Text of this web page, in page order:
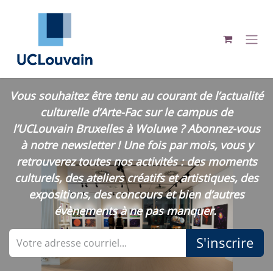
Se rendre au contenu
Vous souhaitez être tenu au courant de l’actualité
culturelle d’Arte-Fac sur le campus de
l’UCLouvain Bruxelles à Woluwe ? Abonnez-vous
à notre newsletter ! Une fois par mois, vous y
retrouverez toutes nos activités : des moments
culturels, des ateliers créatifs et artistiques, des
expositions, des concours et bien d’autres
évènements à ne pas manquer.
S'inscrire